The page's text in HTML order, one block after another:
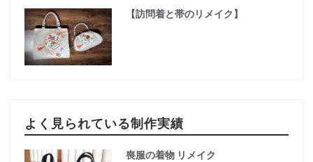
【訪問着と帯のリメイク】
よく見られている制作実績
喪服の着物 リメイク